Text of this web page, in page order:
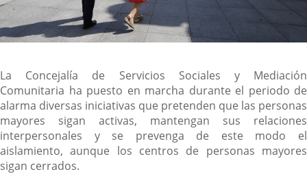
La Concejalía de Servicios Sociales y Mediación
Comunitaria ha puesto en marcha durante el periodo de
alarma diversas iniciativas que pretenden que las personas
mayores sigan activas, mantengan sus relaciones
interpersonales y se prevenga de este modo el
aislamiento, aunque los centros de personas mayores
sigan cerrados.